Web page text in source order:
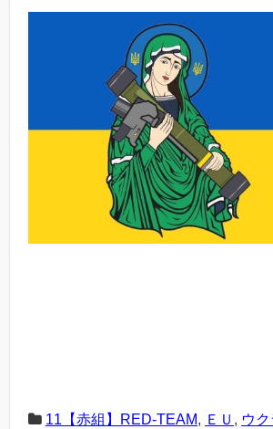
11【赤組】RED-TEAM, ＥＵ , ウ